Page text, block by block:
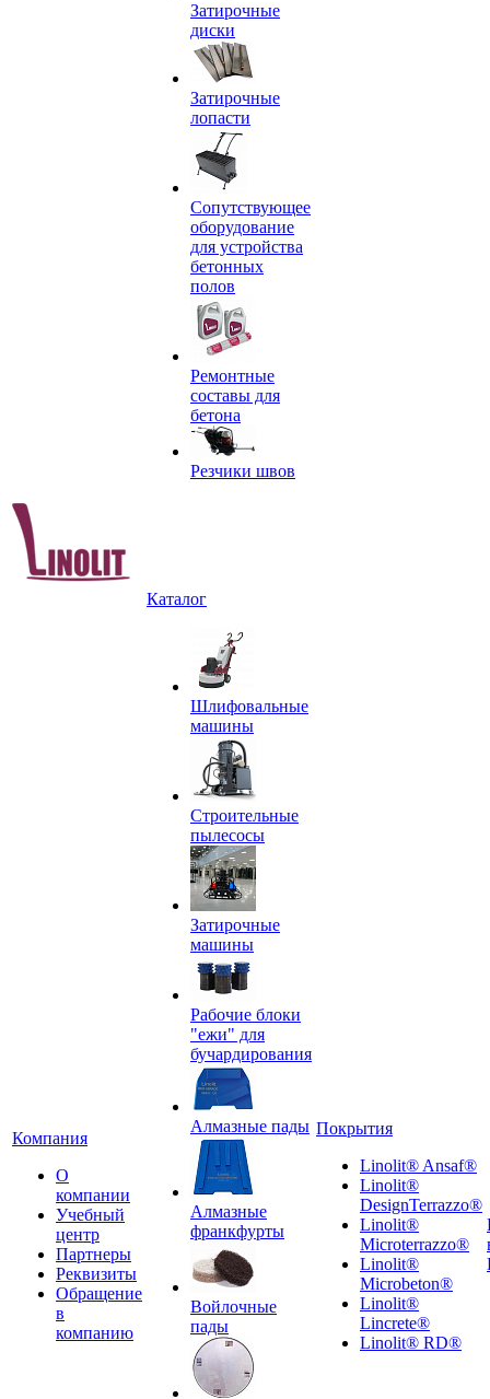
Затирочные
диски
Затирочные
лопасти
Сопутствующее
оборудование
для устройства
бетонных
полов
Ремонтные
составы для
бетона
Резчики швов
Компания
О
компании
Учебный
центр
Партнеры
Реквизиты
Обращение
в
компанию
Каталог
Шлифовальные
машины
Строительные
пылесосы
Затирочные
машины
Рабочие блоки
"ежи" для
бучардирования
Алмазные пады
Алмазные
франкфурты
Войлочные
пады
Покрытия
Linolit® Ansaf®
Linolit®
DesignTerrazzo®
Linolit®
Microterrazzo®
Linolit®
Microbeton®
Linolit®
Lincrete®
Linolit® RD®